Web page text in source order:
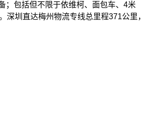
；包括但不限于依维柯、面包车、4米
圳直达梅州物流专线总里程371公里，